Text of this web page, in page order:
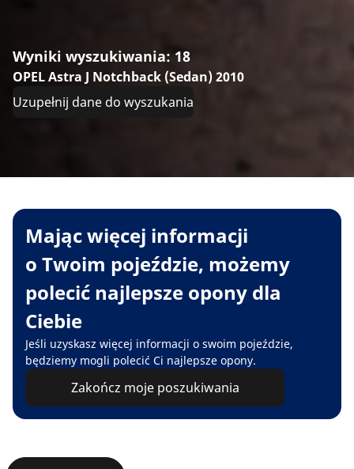
Wyniki wyszukiwania: 18
OPEL Astra J Notchback (Sedan) 2010
Uzupełnij dane do wyszukania
Mając więcej informacji
o Twoim pojeździe, możemy
polecić najlepsze opony dla
Ciebie
Jeśli uzyskasz więcej informacji o swoim pojeździe,
będziemy mogli polecić Ci najlepsze opony.
Zakończ moje poszukiwania